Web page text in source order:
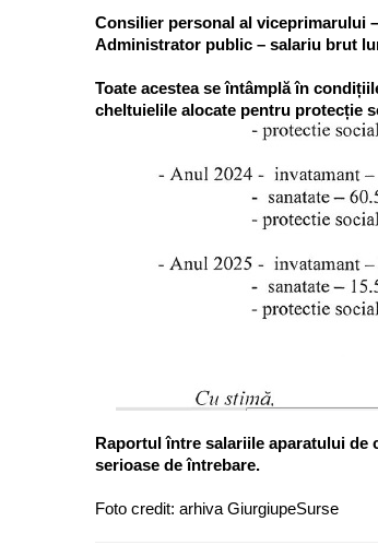
Consilier personal al viceprimarului
Administrator public – salariu brut
Toate acestea se întâmplă în
cheltuielile alocate pentru protecție
Raportul între salariile aparatului de
serioase de întrebare.
Foto credit: arhiva GiurgiupeSurse